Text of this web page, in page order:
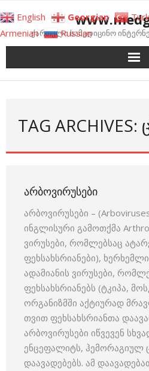
to
contentქართული სამედიცინო
TAG
ᲐᲠᲑᲝᲕᲘᲠᲣᲡᲔᲑᲘ
არბოვირუსები –
ინგლისური გამოთქმა
ვირუსები, რომლებსაც
ფეხსახსრიანები),
ადამიანის ვირუსები,
ფეხსახსრიანებს (ტკიპა,
ორგანიზმში აქტიურად
თვით ფეხსახსრიანთა
არბოვირუსები იწვევენ
ენცეფალიტს, ჰემორაგიულ
დაავადებებს. ამ
English Georgian
Armenian
Russian